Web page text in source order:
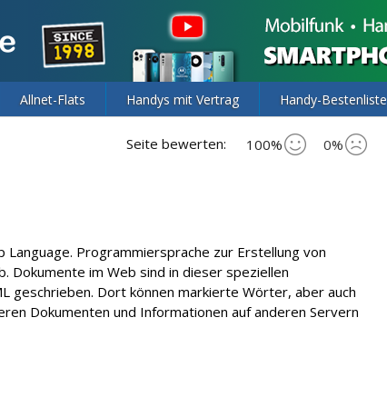
Allnet-Flats Handys mit Vertrag Handy-Bestenliste
Seite bewerten: 100% 0%
Programmiersprache zur Erstellung von
Dokumente im Web sind in dieser speziellen
geschrieben. Dort können markierte Wörter, aber auch
Dokumenten und Informationen auf anderen Servern